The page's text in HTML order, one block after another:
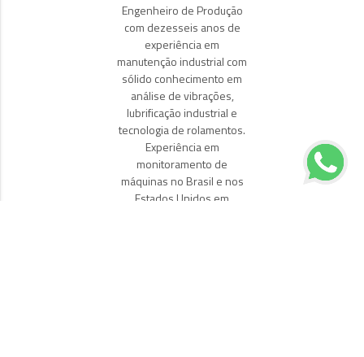
Engenheiro de Produção
com dezesseis anos de
experiência em
manutenção industrial com
sólido conhecimento em
análise de vibrações,
lubrificação industrial e
tecnologia de rolamentos.
Experiência em
monitoramento de
máquinas no Brasil e nos
Estados Unidos em